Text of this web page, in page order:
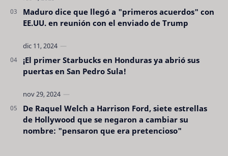
Maduro dice que llegó a "primeros acuerdos" con
EE.UU. en reunión con el enviado de Trump
¡El primer Starbucks en Honduras ya abrió sus
puertas en San Pedro Sula!
De Raquel Welch a Harrison Ford, siete estrellas
de Hollywood que se negaron a cambiar su
nombre: "pensaron que era pretencioso"